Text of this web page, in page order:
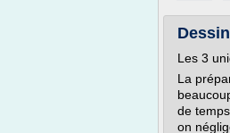
Les 3
La
de
on